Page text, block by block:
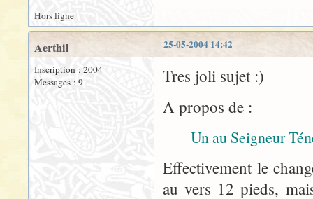
Hors ligne
25-05-2004 14:42
Aerthil
Inscription : 2004
Messages : 9
Tres joli sujet :)
A propos de :
Un au Seigneur
Effectivement le
au vers 12 pieds,